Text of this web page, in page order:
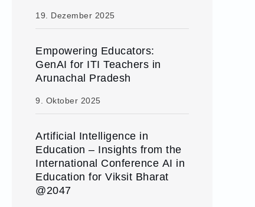
19. Dezember 2025
Empowering Educators:
GenAI for ITI Teachers in
Arunachal Pradesh
9. Oktober 2025
Artificial Intelligence in
Education – Insights from the
International Conference AI in
Education for Viksit Bharat
@2047